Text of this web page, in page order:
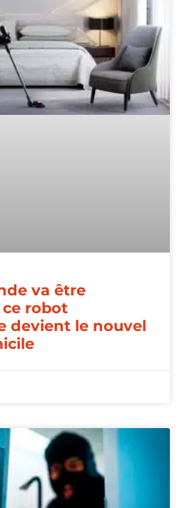
va être
ce robot
devient le nouvel